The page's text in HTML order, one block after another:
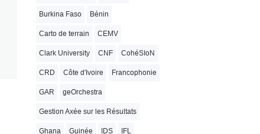
Burkina Faso Bénin
Carto de terrain CEMV
Clark University CNF CohéSIoN
CRD Côte d'Ivoire Francophonie
GAR geOrchestra
Gestion Axée sur les Résultats
Ghana Guinée IDS IFL